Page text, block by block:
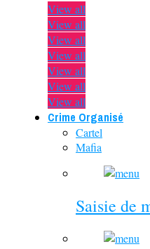
View all
View all
View all
View all
View all
View all
View all
Crime Organisé
Cartel
Mafia
Saisie de